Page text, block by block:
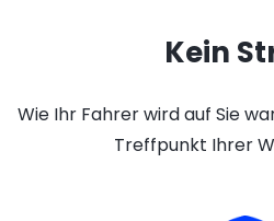
Kein
Wie Ihr Fahrer wird auf Sie
Treffpunkt Ihrer